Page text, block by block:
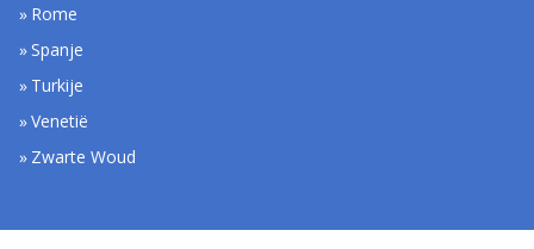
Rome
Spanje
Turkije
Venetië
Zwarte Woud